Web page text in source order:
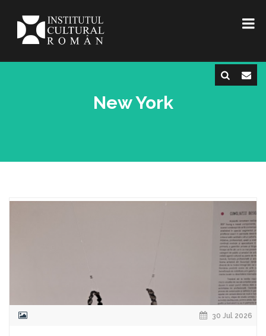
New York
30 Jul 2026